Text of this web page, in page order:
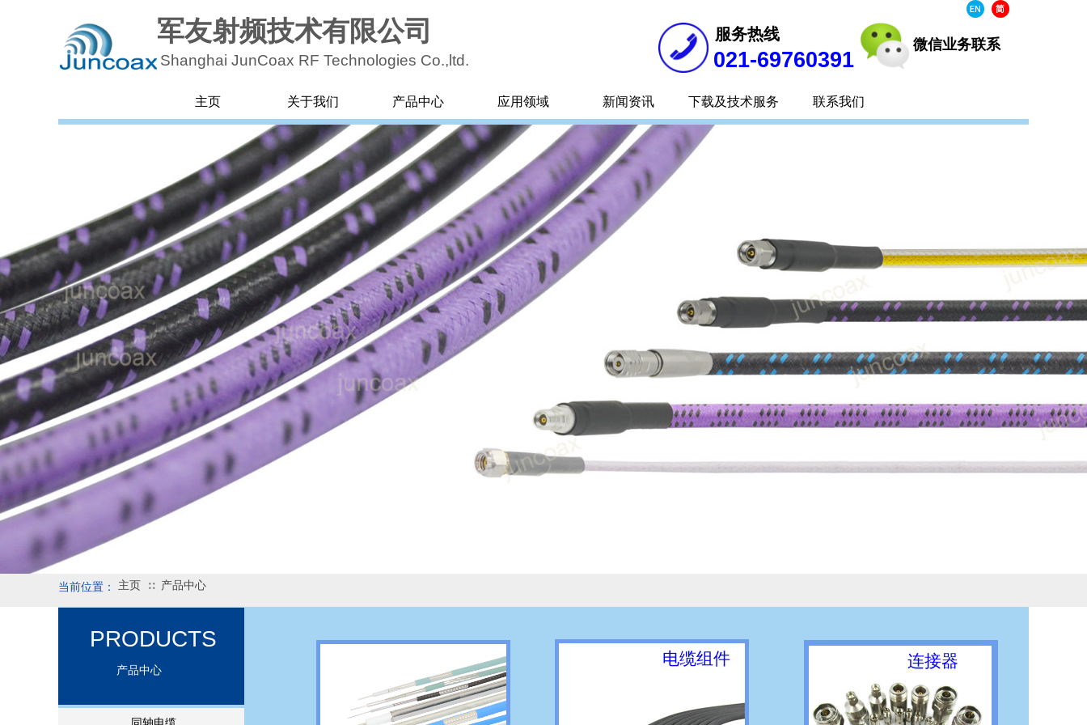
微信业务联系
021-69760391
服务热线
主页 关于我们 产品中心 应用领域 新闻资讯 下载及技术服务 联系我们
军友射频技术有限公司
Shanghai JunCoax RF Technologies Co., ltd.
主页 ∷ 产品中心
当前位置：
产品中心
PRODUCTS
电缆组件
同轴电缆 连接器